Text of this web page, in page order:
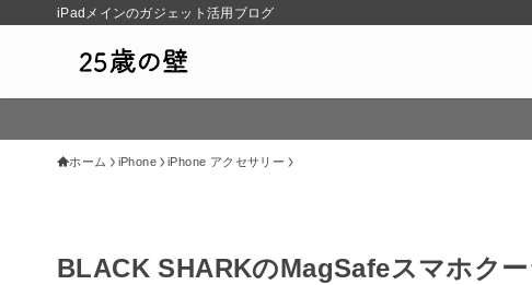
iPadメインのガジェット活用ブログ
ホーム iPhone iPhone アクセサリー
BLACK SHARKのMagSafeスマホク